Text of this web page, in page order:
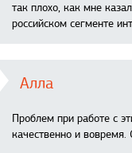
так плохо, как мне
российском сегменте
Алла
Проблем при работе с
качественно и вовремя.